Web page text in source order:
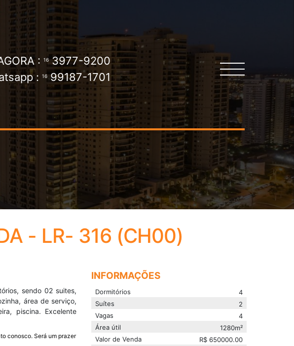
: 163977-9200
: 1699187-1701
- LR- 316 (CH00)
sendo 02 suites,
área de serviço,
piscina. Excelente
conosco. Será um prazer
INFORMAÇÕES
Dormitórios
4
Suítes
2
Vagas
4
Área útil
1280m²
Valor de Venda
R$ 650000.00